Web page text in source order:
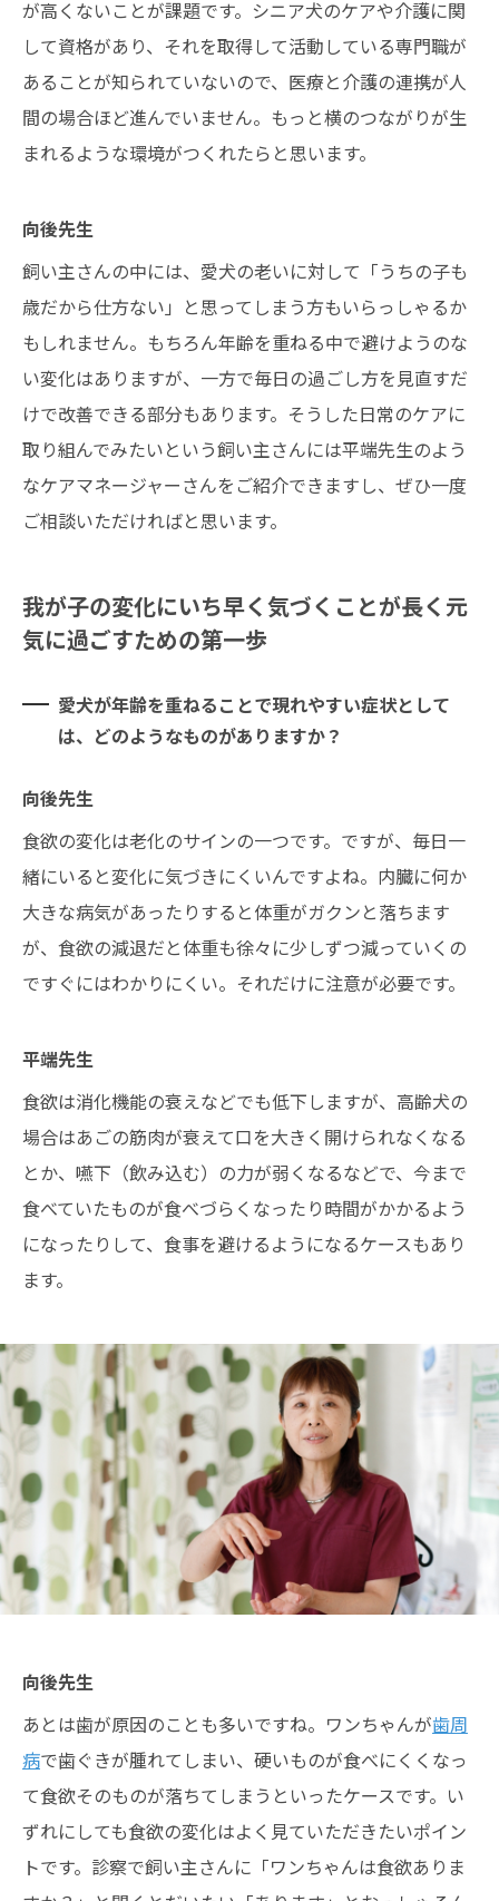
が高くないことが課題です。シニア犬のケアや介護に関
して資格があり、それを取得して活動している専門職が
あることが知られていないので、医療と介護の連携が人
間の場合ほど進んでいません。もっと横のつながりが生
まれるような環境がつくれたらと思います。
向後先生
飼い主さんの中には、愛犬の老いに対して「うちの子も
歳だから仕方ない」と思ってしまう方もいらっしゃるか
もしれません。もちろん年齢を重ねる中で避けようのな
い変化はありますが、一方で毎日の過ごし方を見直すだ
けで改善できる部分もあります。そうした日常のケアに
取り組んでみたいという飼い主さんには平端先生のよう
なケアマネージャーさんをご紹介できますし、ぜひ一度
ご相談いただければと思います。
我が子の変化にいち早く気づくことが長く元
気に過ごすための第一歩
愛犬が年齢を重ねることで現れやすい症状として
は、どのようなものがありますか？
向後先生
食欲の変化は老化のサインの一つです。ですが、毎日一
緒にいると変化に気づきにくいんですよね。内臓に何か
大きな病気があったりすると体重がガクンと落ちます
が、食欲の減退だと体重も徐々に少しずつ減っていくの
ですぐにはわかりにくい。それだけに注意が必要です。
平端先生
食欲は消化機能の衰えなどでも低下しますが、高齢犬の
場合はあごの筋肉が衰えて口を大きく開けられなくなる
とか、嚥下（飲み込む）の力が弱くなるなどで、今まで
食べていたものが食べづらくなったり時間がかかるよう
になったりして、食事を避けるようになるケースもあり
ます。
向後先生
あとは歯が原因のことも多いですね。ワンちゃんが歯周
病で歯ぐきが腫れてしまい、硬いものが食べにくくなっ
て食欲そのものが落ちてしまうといったケースです。い
ずれにしても食欲の変化はよく見ていただきたいポイン
トです。診察で飼い主さんに「ワンちゃんは食欲ありま